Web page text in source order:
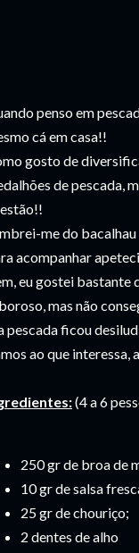
penso em
cá em casa!!
gosto de
de pescada,
me do
acompanhar
eu gostei bastante
mas não
pescada ficou
ao que interessa,
(4 a 6
250 gr de broa de
10 gr de salsa
25 gr de chouriço;
2 dentes de alho